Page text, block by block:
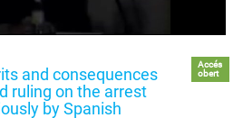
and consequences
ruling on the arrest
by Spanish
Accés
obert